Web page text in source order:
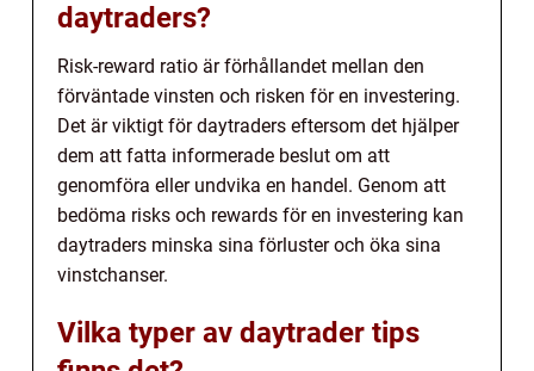
daytraders?
Risk-reward ratio är förhållandet mellan den
förväntade vinsten och risken för en investering.
Det är viktigt för daytraders eftersom det hjälper
dem att fatta informerade beslut om att
genomföra eller undvika en handel. Genom att
bedöma risks och rewards för en investering kan
daytraders minska sina förluster och öka sina
vinstchanser.
Vilka typer av daytrader tips